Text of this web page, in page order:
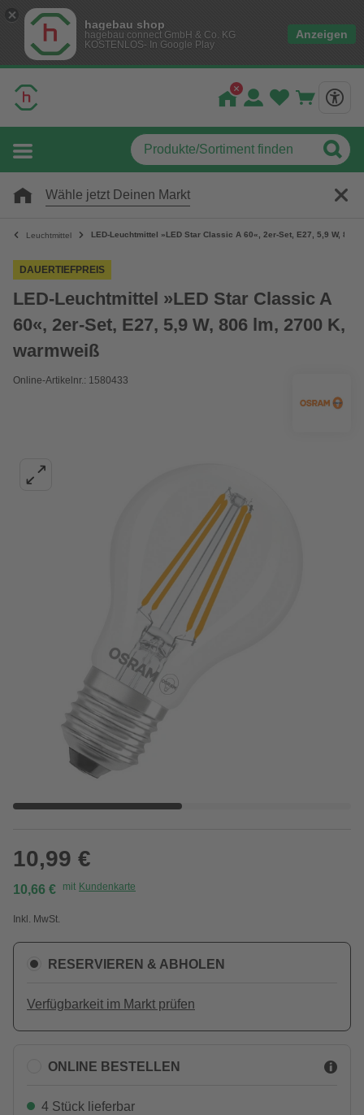
hagebau shop
hagebau connect GmbH & Co. KG
KOSTENLOS- In Google Play
Anzeigen
Wähle jetzt Deinen Markt
Leuchtmittel LED-Leuchtmittel »LED Star Classic A 60«, 2er-Set, E27, 5,9 W, 806
DAUERTIEFPREIS
LED-Leuchtmittel »LED Star Classic A
60«, 2er-Set, E27, 5,9 W, 806 lm, 2700 K,
warmweiß
Online-Artikelnr.: 1580433
10,99 €
10,66 € mit Kundenkarte
Inkl. MwSt.
RESERVIEREN & ABHOLEN
Verfügbarkeit im Markt prüfen
ONLINE BESTELLEN
4 Stück lieferbar